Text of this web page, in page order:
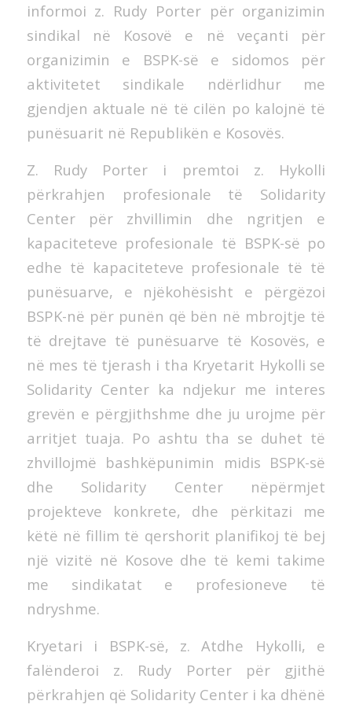
informoi z. Rudy Porter për organizimin
sindikal në Kosovë e në veçanti për
organizimin e BSPK-së e sidomos për
aktivitetet sindikale ndërlidhur me
gjendjen aktuale në të cilën po kalojnë të
punësuarit në Republikën e Kosovës.
Z. Rudy Porter i premtoi z. Hykolli
përkrahjen profesionale të Solidarity
Center për zhvillimin dhe ngritjen e
kapaciteteve profesionale të BSPK-së po
edhe të kapaciteteve profesionale të të
punësuarve, e njëkohësisht e përgëzoi
BSPK-në për punën që bën në mbrojtje të
të drejtave të punësuarve të Kosovës, e
në mes të tjerash i tha Kryetarit Hykolli se
Solidarity Center ka ndjekur me interes
grevën e përgjithshme dhe ju urojme për
arritjet tuaja. Po ashtu tha se duhet të
zhvillojmë bashkëpunimin midis BSPK-së
dhe Solidarity Center nëpërmjet
projekteve konkrete, dhe përkitazi me
këtë në fillim të qershorit planifikoj të bej
një vizitë në Kosove dhe të kemi takime
me sindikatat e profesioneve të
ndryshme.
Kryetari i BSPK-së, z. Atdhe Hykolli, e
falënderoi z. Rudy Porter për gjithë
përkrahjen që Solidarity Center i ka dhënë